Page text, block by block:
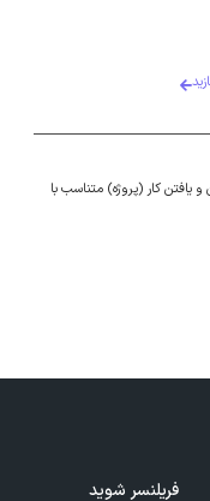
یافتن کار (پروژه) متناسب با
فریلنسر شوید